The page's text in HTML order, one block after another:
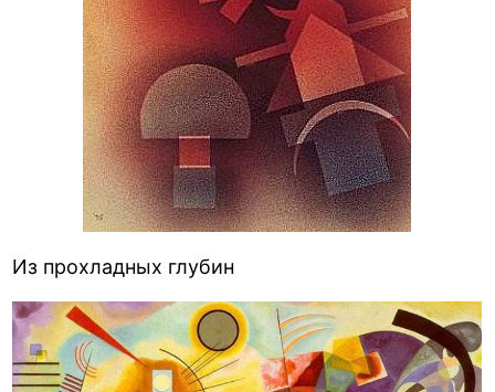
Из прохладных глубин